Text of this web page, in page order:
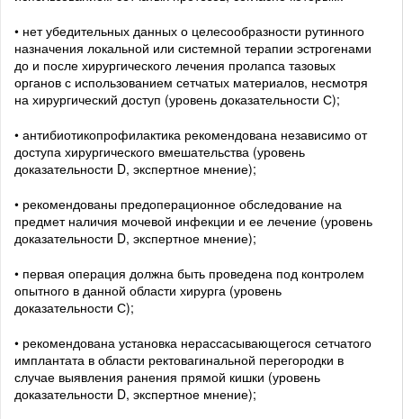
• нет убедительных данных о целесообразности рутинного
назначения локальной или системной терапии эстрогенами
до и после хирургического лечения пролапса тазовых
органов с использованием сетчатых материалов, несмотря
на хирургический доступ (уровень доказательности С);
• антибиотикопрофилактика рекомендована независимо от
доступа хирургического вмешательства (уровень
доказательности D, экспертное мнение);
• рекомендованы предоперационное обследование на
предмет наличия мочевой инфекции и ее лечение (уровень
доказательности D, экспертное мнение);
• первая операция должна быть проведена под контролем
опытного в данной области хирурга (уровень
доказательности С);
• рекомендована установка нерассасывающегося сетчатого
имплантата в области ректовагинальной перегородки в
случае выявления ранения прямой кишки (уровень
доказательности D, экспертное мнение);